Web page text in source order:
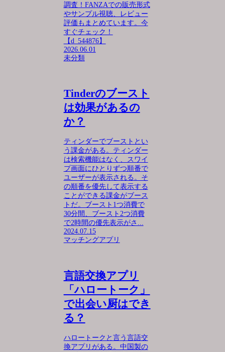
調査！FANZAでの販売形式
やサンプル視聴、レビュー
評価もまとめています。今
すぐチェック！
【d_544876】
2026.06.01
未分類
Tinderのブースト
は効果があるの
か？
ティンダーでブーストとい
う課金がある。ティンダー
は検索機能はなく、スワイ
プ画面にひとりずつ順番で
ユーザーが表示される。そ
の順番を優先して表示する
ことができる課金がブース
トだ。ブースト1つ消費で
30分間、ブースト2つ消費
で2時間の優先表示がさ...
2024.07.15
マッチングアプリ
言語交換アプリ
「ハロートーク」
で出会い厨はでき
る？
ハロートークと言う言語交
換アプリがある。中国製の